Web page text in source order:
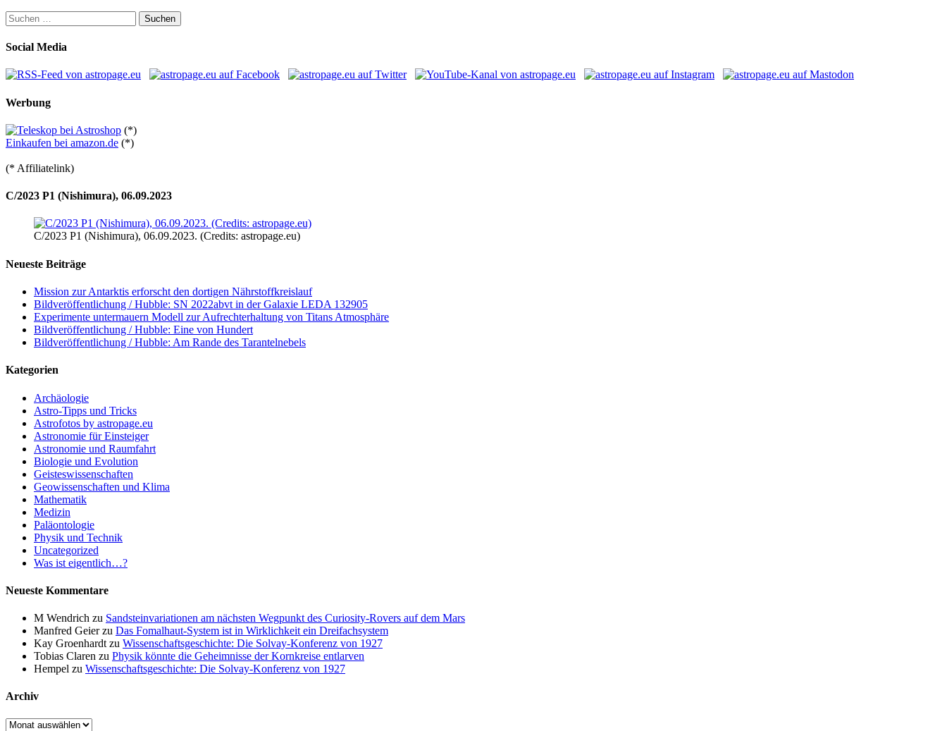
Suchen
nach:
Social Media
Werbung
(*)
Einkaufen bei amazon.de (*)
(* Affiliatelink)
C/2023 P1 (Nishimura), 06.09.2023
C/2023 P1 (Nishimura), 06.09.2023. (Credits: astropage.eu)
Neueste Beiträge
Mission zur Antarktis erforscht den dortigen Nährstoffkreislauf
Bildveröffentlichung / Hubble: SN 2022abvt in der Galaxie LEDA 132905
Experimente untermauern Modell zur Aufrechterhaltung von Titans Atmosphäre
Bildveröffentlichung / Hubble: Eine von Hundert
Bildveröffentlichung / Hubble: Am Rande des Tarantelnebels
Kategorien
Archäologie
Astro-Tipps und Tricks
Astrofotos by astropage.eu
Astronomie für Einsteiger
Astronomie und Raumfahrt
Biologie und Evolution
Geisteswissenschaften
Geowissenschaften und Klima
Mathematik
Medizin
Paläontologie
Physik und Technik
Uncategorized
Was ist eigentlich…?
Neueste Kommentare
M Wendrich zu Sandsteinvariationen am nächsten Wegpunkt des Curiosity-Rovers auf dem Mars
Manfred Geierzu Das Fomalhaut-System ist in Wirklichkeit ein Dreifachsystem
Kay Groenhardt zu Wissenschaftsgeschichte: Die Solvay-Konferenz von 1927
Tobias Claren zu Physik könnte die Geheimnisse der Kornkreise entlarven
Hempel zu Wissenschaftsgeschichte: Die Solvay-Konferenz von 1927
Archiv
Archiv